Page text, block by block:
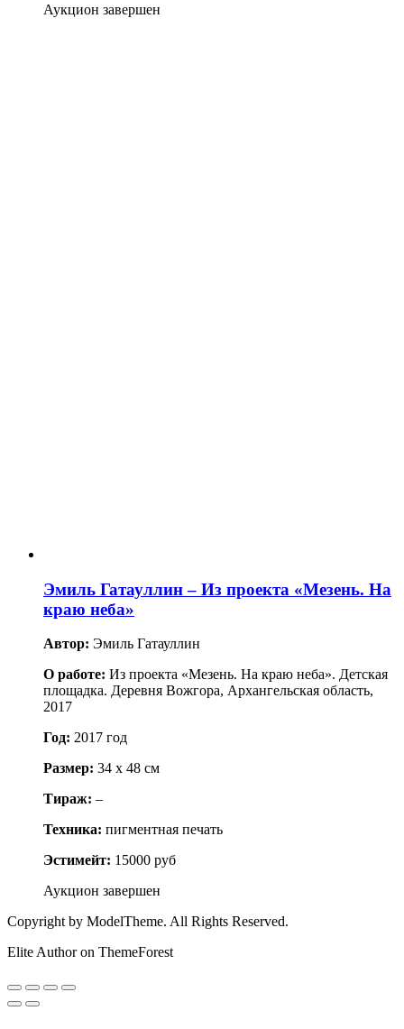
Аукцион завершен
Эмиль Гатауллин – Из проекта «Мезень. На
краю неба»
Автор: Эмиль Гатауллин
О работе: Из проекта «Мезень. На краю неба». Детская
площадка. Деревня Вожгора, Архангельская область,
2017
Год: 2017 год
Размер: 34 х 48 см
Тираж: –
Техника: пигментная печать
Эстимейт: 15000 руб
Аукцион завершен
Copyright by ModelTheme. All Rights Reserved.
Elite Author on ThemeForest